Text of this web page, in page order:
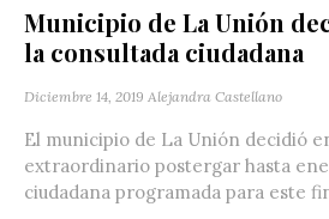
Municipio de La Unión
la consultada ciudadana
Diciembre 14, 2019 Alejandra Castellano
El municipio de La Unión decidió
extraordinario postergar hasta
ciudadana programada para este